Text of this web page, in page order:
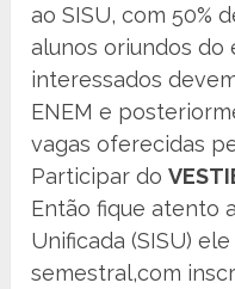
ao SISU, com 50%
alunos oriundos do
interessados
ENEM e
vagas oferecidas
Participar do
Então fique atento
Unificada (SISU)
semestral,com